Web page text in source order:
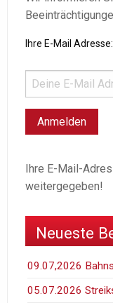
Ihre E-Mail Adresse:
Ihre E-Mail-
weitergegeben!
Neueste
09.07,2026
05.07.2026